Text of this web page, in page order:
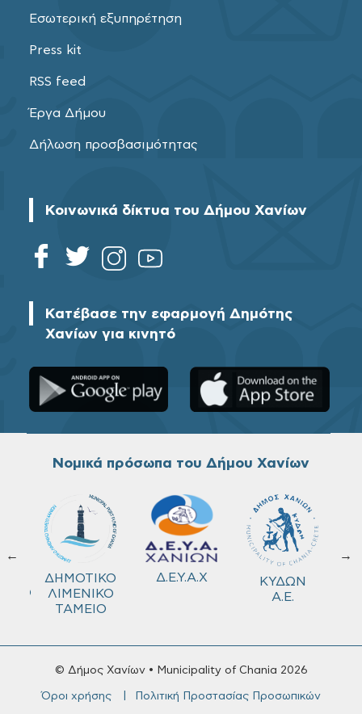
Εσωτερική εξυπηρέτηση
Press kit
RSS feed
Έργα Δήμου
Δήλωση προσβασιμότητας
Κοινωνικά δίκτυα του Δήμου Χανίων
Κατέβασε την εφαρμογή Δημότης
Χανίων για κινητό
Νομικά πρόσωπα του Δήμου Χανίων
←
ΔΗΜΟΤΙΚΟ
ΛΙΜΕΝΙΚΟ
ΤΑΜΕΙΟ
Δ.Ε.Υ.Α.Χ
ΚΥΔΩΝ
Α.Ε.
→
© Δήμος Χανίων • Municipality of Chania 2026
Όροι χρήσης Πολιτική Προστασίας Προσωπικών